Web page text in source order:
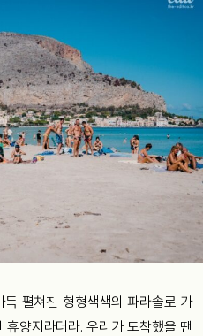
펼쳐진 형형색색의 파라솔로 가
양지라더라. 우리가 도착했을 땐